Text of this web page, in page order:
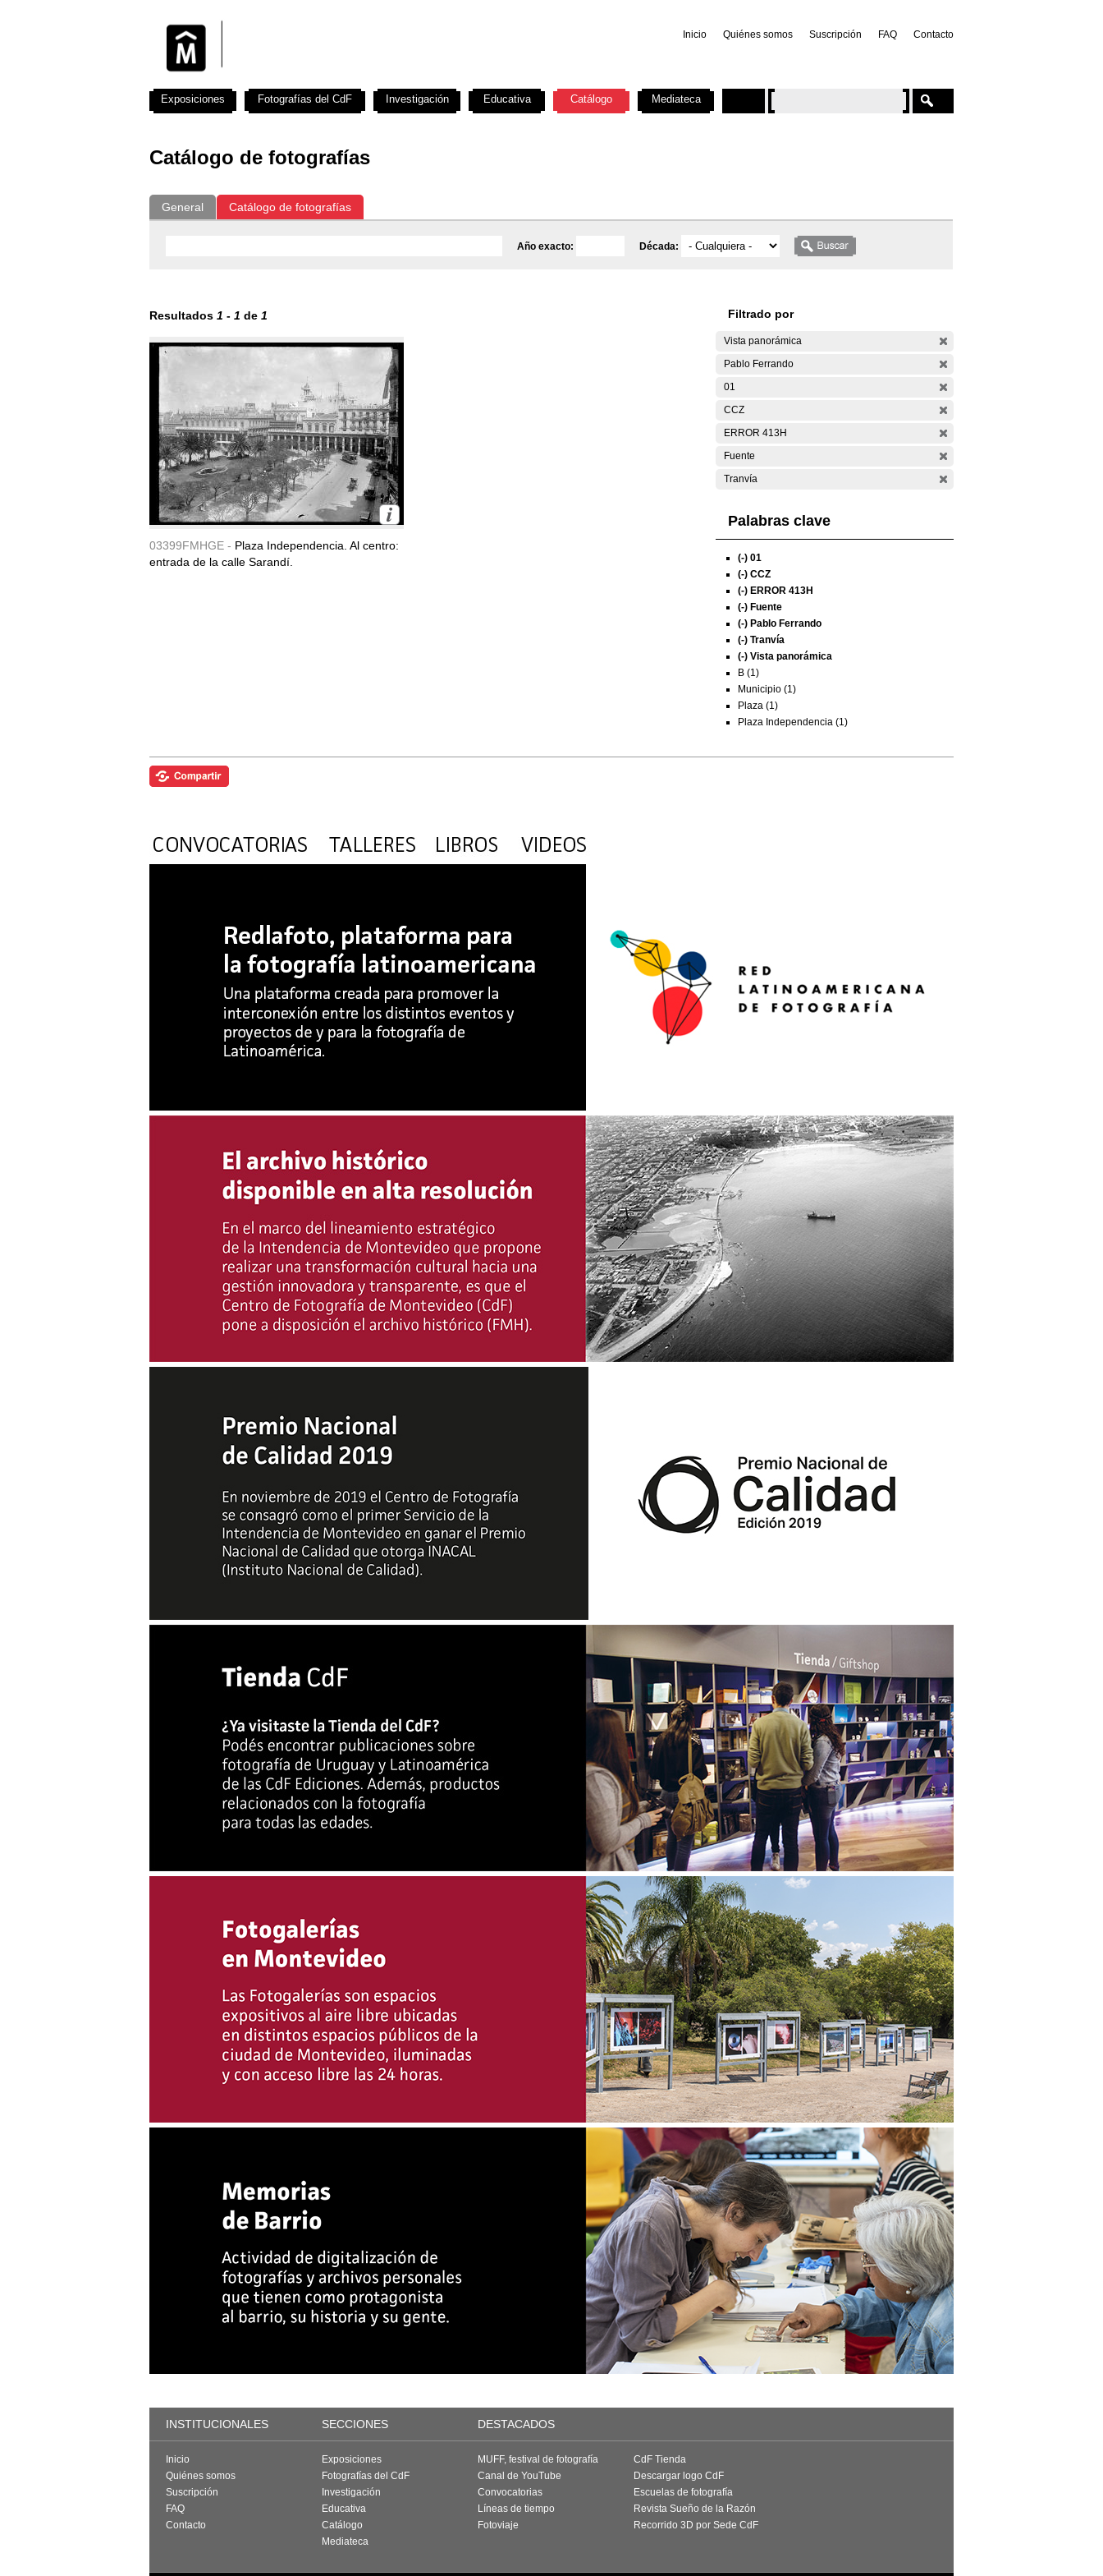
Inicio Quiénes somos Suscripción FAQ Contacto
Catálogo de fotografías
General Catálogo de fotografías
Año exacto: Década:
Resultados 1 - 1 de 1
03399FMHGE - Plaza Independencia. Al centro:
entrada de la calle Sarandí.
Filtrado por
Vista panorámica
Pablo Ferrando
01
CCZ
ERROR 413H
Fuente
Tranvía
Palabras clave
(-) 01
(-) CCZ
(-) ERROR 413H
(-) Fuente
(-) Pablo Ferrando
(-) Tranvía
(-) Vista panorámica
B (1)
Municipio (1)
Plaza (1)
Plaza Independencia (1)
Exposiciones Fotografías del CdF Investigación Educativa Catálogo Mediateca
INSTITUCIONALES SECCIONES DESTACADOS
Inicio
Quiénes somos
Suscripción
FAQ
Contacto
Exposiciones
Fotografías del CdF
Investigación
Educativa
Catálogo
Mediateca
MUFF, festival de fotografía
Canal de YouTube
Convocatorias
Líneas de tiempo
Fotoviaje
CdF Tienda
Descargar logo CdF
Escuelas de fotografía
Revista Sueño de la Razón
Recorrido 3D por Sede CdF